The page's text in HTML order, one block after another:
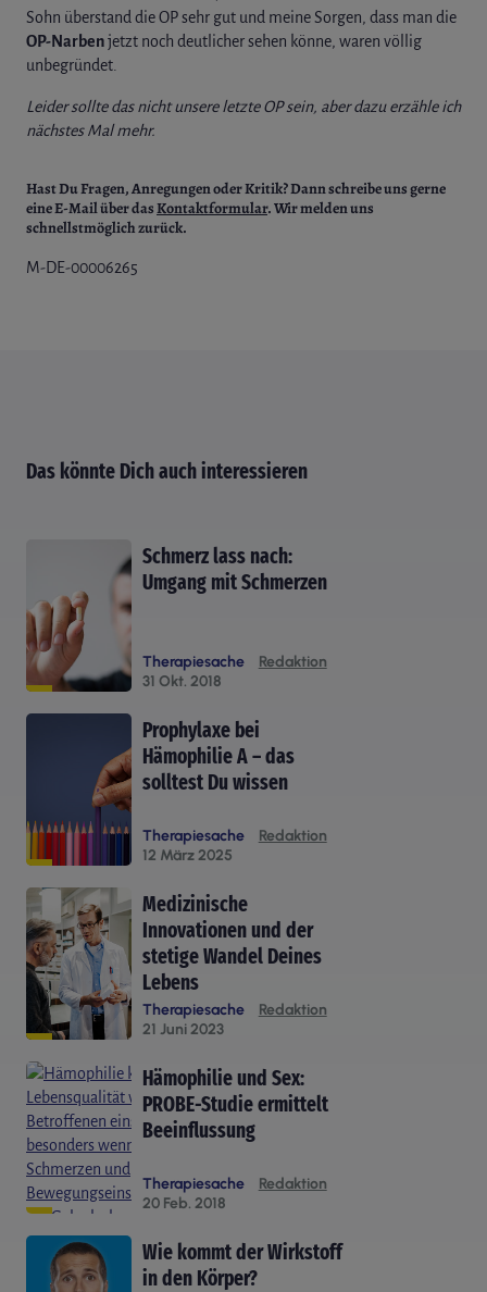
Sohn überstand die OP sehr gut und meine Sorgen, dass man die
OP-Narbenjetzt noch deutlicher sehen könne, waren völlig
unbegründet.
Leider sollte das nicht unsere letzte OP sein, aber dazu erzähle ich
nächstes Mal mehr.
Hast Du Fragen, Anregungen oder Kritik?Dann schreibe uns gerne
eine E-Mail über dasKontaktformular. Wir melden uns
schnellstmöglich zurück.
M-DE-00006265
Das könnte Dich auch interessieren
Schmerz lass nach:
Umgang mit Schmerzen
Therapiesache
Redaktion
31 Okt. 2018
Prophylaxe bei
Hämophilie A – das
solltest Du wissen
Therapiesache
Redaktion
12 März 2025
Medizinische
Innovationen und der
stetige Wandel Deines
Lebens
Therapiesache
Redaktion
21 Juni 2023
Hämophilie und Sex:
PROBE-Studie ermittelt
Beeinflussung
Therapiesache
Redaktion
20 Feb. 2018
Wie kommt der Wirkstoff
in den Körper?